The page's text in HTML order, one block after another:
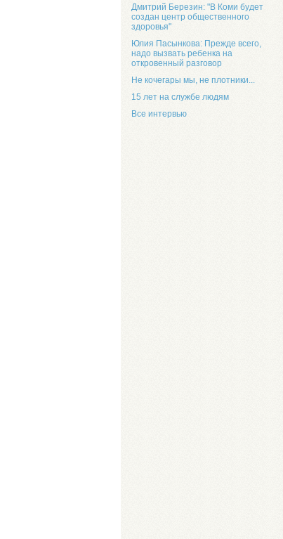
Дмитрий Березин: "В Коми будет
создан центр общественного
здоровья"
Юлия Пасынкова: Прежде всего,
надо вызвать ребенка на
откровенный разговор
Не кочегары мы, не плотники...
15 лет на службе людям
Все интервью